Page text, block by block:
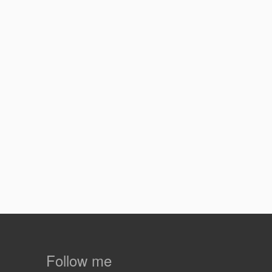
Follow me